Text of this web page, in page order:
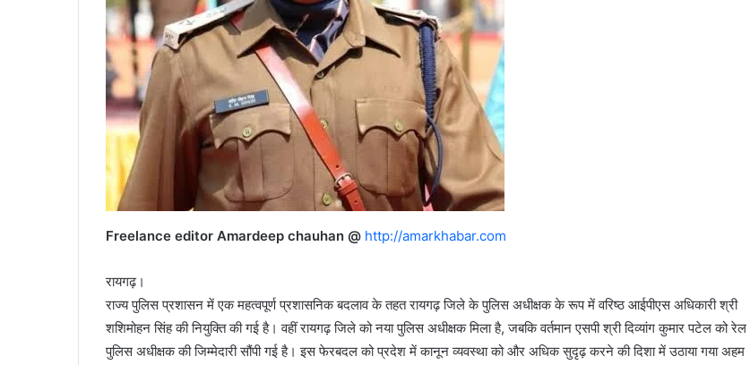
Freelance editor Amardeep chauhan @ http://amarkhabar.com
रायगढ़।
राज्य पुलिस प्रशासन में एक महत्वपूर्ण प्रशासनिक बदलाव के तहत रायगढ़ जिले के पुलिस अधीक्षक के रूप में वरिष्ठ आईपीएस अधिकारी श्री
शशिमोहन सिंह की नियुक्ति की गई है। वहीं रायगढ़ जिले को नया पुलिस अधीक्षक मिला है, जबकि वर्तमान एसपी श्री दिव्यांग कुमार पटेल को रेल
पुलिस अधीक्षक की जिम्मेदारी सौंपी गई है। इस फेरबदल को प्रदेश में कानून व्यवस्था को और अधिक सुदृढ़ करने की दिशा में उठाया गया अहम